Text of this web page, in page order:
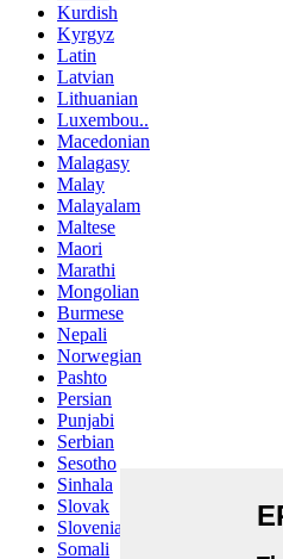
Kurdish
Kyrgyz
Latin
Latvian
Lithuanian
Luxembou..
Macedonian
Malagasy
Malay
Malayalam
Maltese
Maori
Marathi
Mongolian
Burmese
Nepali
Norwegian
Pashto
Persian
Punjabi
Serbian
Sesotho
Sinhala
Slovak
Slovenian
Somali